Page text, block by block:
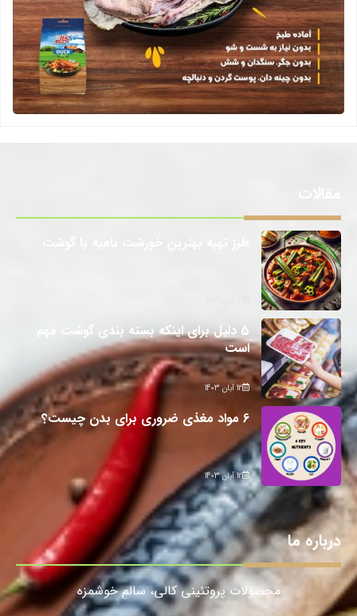
5 دلیل برای اینکه بسته بندی گوشت مهم
است
12 آبان 1403
6 مواد مغذی ضروری برای بدن چیست؟
12 آبان 1403
درباره ما
محصولات پروتئینی کالی، سالمِ خوشمزه